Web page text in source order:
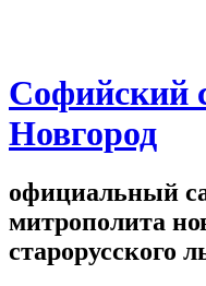
Софийский
Новгород
официальный
митрополита
старорусского